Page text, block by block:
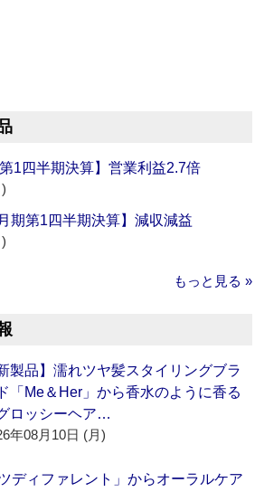
1四半期決算】営業利益2.7倍
期第1四半期決算】減収減益
もっと見る »
新製品】濡れツヤ髪スタイリングブラ
「Me＆Her」から香水のように香る
グロッシーヘア…
年08月10日 (月)
ディファレント」からオーラルケア